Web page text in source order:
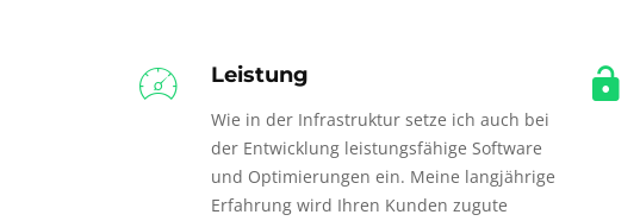
Leistung
Wie in der Infrastruktur setze ich auch bei
der Entwicklung leistungsfähige Software
und Optimierungen ein. Meine langjährige
Erfahrung wird Ihren Kunden zugute